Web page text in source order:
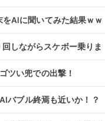
をAlに聞いてみた結果ｗｗ
しながらスケボー乗りま
ツい兜での出撃！
バブル終焉も近いか！？